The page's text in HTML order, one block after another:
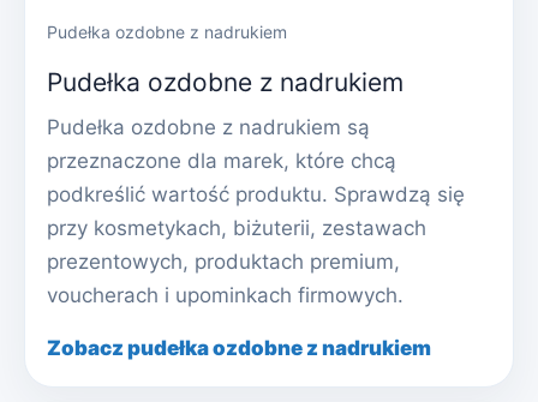
Pudełka ozdobne z nadrukiem
Pudełka ozdobne z nadrukiem
Pudełka ozdobne z nadrukiem są
przeznaczone dla marek, które chcą
podkreślić wartość produktu. Sprawdzą się
przy kosmetykach, biżuterii, zestawach
prezentowych, produktach premium,
voucherach i upominkach firmowych.
Zobacz pudełka ozdobne z nadrukiem